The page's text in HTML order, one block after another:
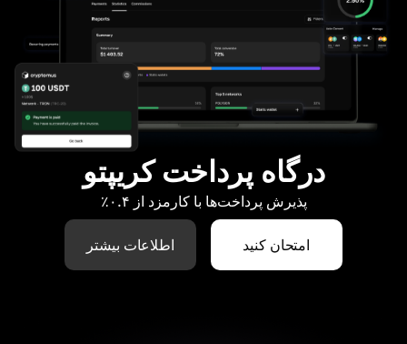
درگاه پرداخت کریپتو
پذیرش پرداخت‌ها با کارمزد از ۰.۴٪
امتحان کنید اطلاعات بیشتر